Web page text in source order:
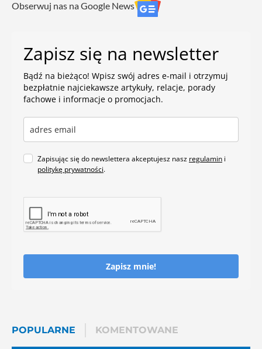
Obserwuj nas na Google News
Zapisz się na newsletter
Bądź na bieżąco! Wpisz swój adres e-mail i otrzymuj
bezpłatnie najciekawsze artykuły, relacje, porady
fachowe i informacje o promocjach.
Zapisując się do newslettera akceptujesz nasz regulamin i
politykę prywatności.
Zapisz mnie!
POPULARNE KOMENTOWANE